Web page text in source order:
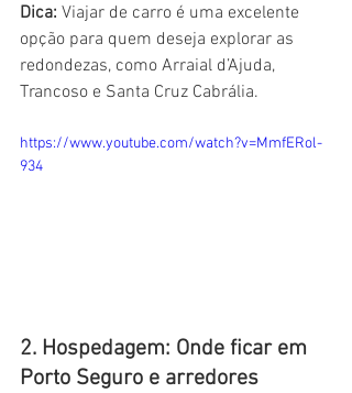
Dica: Viajar de carro é uma excelente
opção para quem deseja explorar as
redondezas, como Arraial d’Ajuda,
Trancoso e Santa Cruz Cabrália.
https://www.youtube.com/watch?v=MmfERol-
934
2. Hospedagem: Onde ficar em
Porto Seguro e arredores